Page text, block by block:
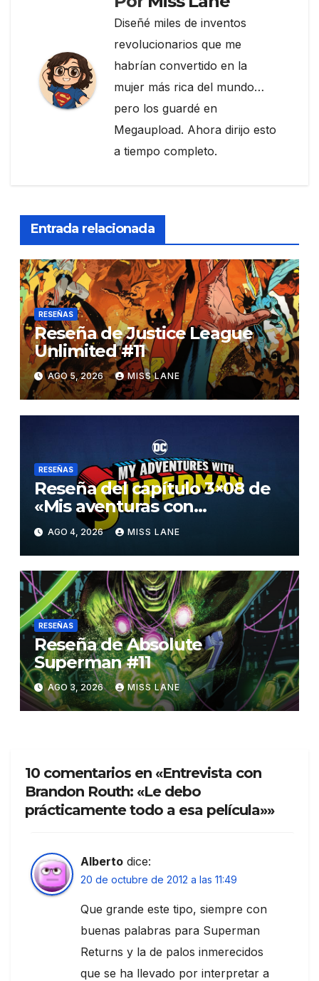
Diseñé miles de inventos
revolucionarios que me
habrían convertido en la
mujer más rica del mundo…
pero los guardé en
Megaupload. Ahora dirijo esto
a tiempo completo.
Entrada relacionada
RESEÑAS
Reseña de Justice League
Unlimited #11
AGO 5, 2026 MISS LANE
RESEÑAS
Reseña del capítulo 3×08 de
«Mis aventuras con
Superman»
AGO 4, 2026 MISS LANE
RESEÑAS
Reseña de Absolute
Superman #11
AGO 3, 2026 MISS LANE
10 comentarios en «Entrevista con
Brandon Routh: «Le debo
prácticamente todo a esa película»»
Alberto dice:
20 de octubre de 2012 a las 11:49
Que grande este tipo, siempre con
buenas palabras para Superman
Returns y la de palos inmerecidos
que se ha llevado por interpretar a